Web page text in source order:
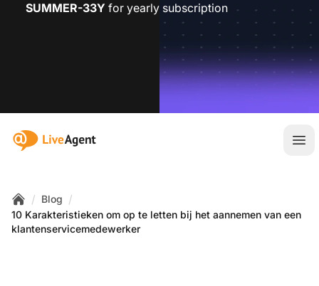
SUMMER-33Y for yearly subscription
:site.title
Home
/ Blog /
10 Karakteristieken om op te letten bij het aannemen van een
klantenservicemedewerker